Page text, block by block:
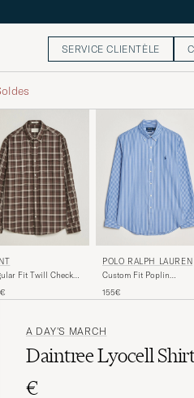
SERVICE CLIENTÈLE
Fit Twill Checked
POLO RALPH LAUREN
Custom Fit Poplin
Blue
155€
A DAY'S MARCH
Daintree Lyocell
€